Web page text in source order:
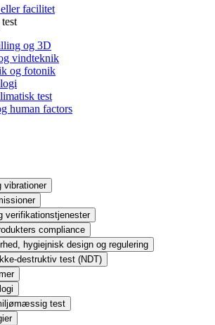
facilitet
og 3D
vindteknik
og fotonik
test
human factors
vibrationer
verifikationstjenester
compliance
hygiejnisk design og regulering
destruktiv test (NDT)
test